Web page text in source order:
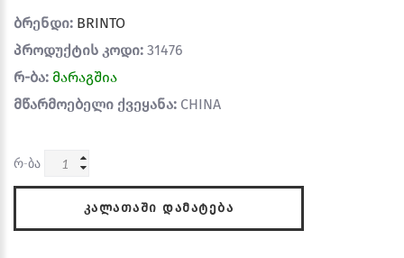
ბრენდი: BRINTO
პროდუქტის კოდი: 31476
რ-ბა: მარაგშია
მწარმოებელი ქვეყანა: CHINA
რ-ბა
ᲙᲐᲚᲐᲗᲐᲨᲘ ᲓᲐᲛᲐᲢᲔᲑᲐ